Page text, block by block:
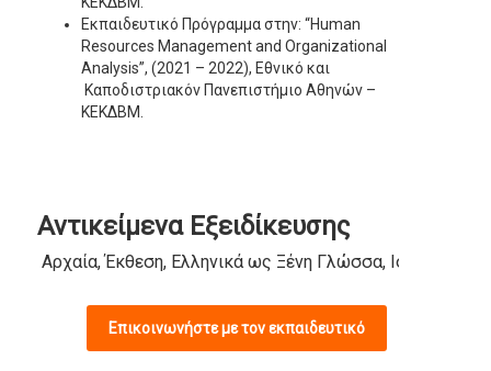
Εκπαιδευτικό Πρόγραμμα στην: “Human
Resources Management and Organizational
Analysis”, (2021 – 2022), Εθνικό και
Καποδιστριακόν Πανεπιστήμιο Αθηνών –
ΚΕΚΔΒΜ.
Αντικείμενα Εξειδίκευσης
Αρχαία, Έκθεση, Ελληνικά ως Ξένη Γλώσσα, Ιστορία,
Επικοινωνήστε με τον εκπαιδευτικό